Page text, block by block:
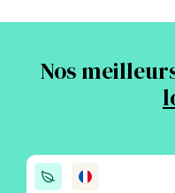
Nos